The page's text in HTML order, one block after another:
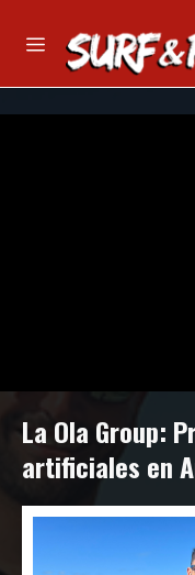
La Ola Group:
artificiales en